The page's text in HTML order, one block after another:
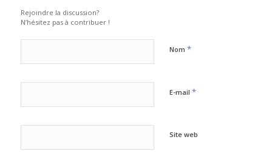
Rejoindre la discussion?
N’hésitez pas à contribuer !
Nom *
E-mail *
Site web